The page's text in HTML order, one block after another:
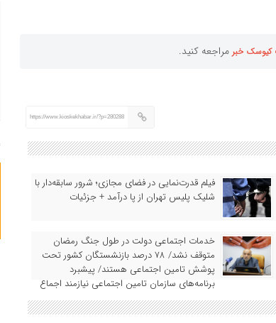
کیوسک خبر مراجعه کنید.
https://www.kioskekhabar.ir/?p=280288
فیلم قدرت‌نمایی در فضای مجازی؛ شرور سابقه‌دار با
شلیک پلیس تهران از پا درآمد + جزئیات
خدمات اجتماعی دولت در طول جنگ رمضان
متوقف نشد/ ۷۸ درصد بازنشستگان کشور تحت
پوشش تامین اجتماعی هستند/ پیشبرد
برنامه‌های سازمان تامین اجتماعی نیازمند اجماع
همه ذینفعان است